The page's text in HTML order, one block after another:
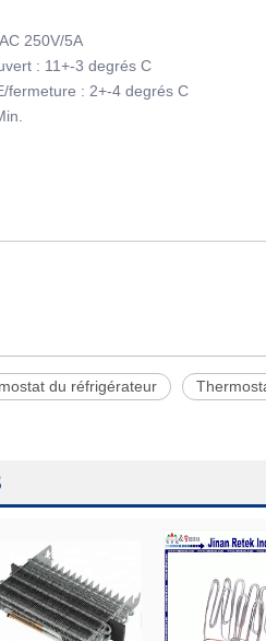
250V/5A
: 11+-3 degrés C
: 2+-4 degrés C
du réfrigérateur